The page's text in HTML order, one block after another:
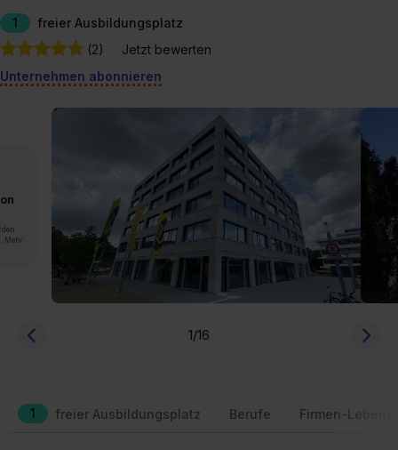
1
freier Ausbildungsplatz
(2)
Jetzt bewerten
Unternehmen abonnieren
Mehr
1/16
1 freier Ausbildungsplatz Berufe Firmen-